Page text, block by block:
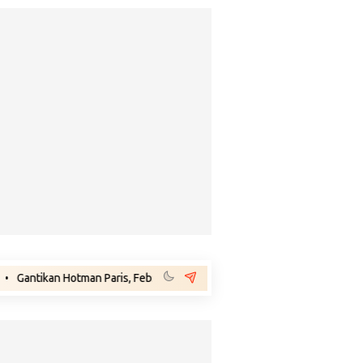
Hotman Paris, Febri Diansyah Jadi Penasihat Hukum Eks Jampidsus